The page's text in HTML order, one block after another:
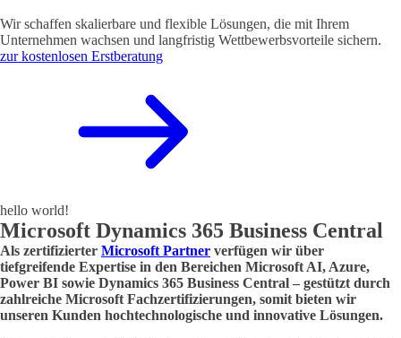
Wir schaffen skalierbare und flexible Lösungen, die mit Ihrem
Unternehmen wachsen und langfristig Wettbewerbsvorteile sichern.
zur kostenlosen Erstberatung
hello world!
Microsoft Dynamics 365 Business Central
Als zertifizierter Microsoft Partner verfügen wir über
tiefgreifende Expertise in den Bereichen Microsoft AI, Azure,
Power BI sowie Dynamics 365 Business Central – gestützt durch
zahlreiche Microsoft Fachzertifizierungen, somit bieten wir
unseren Kunden hochtechnologische und innovative Lösungen.